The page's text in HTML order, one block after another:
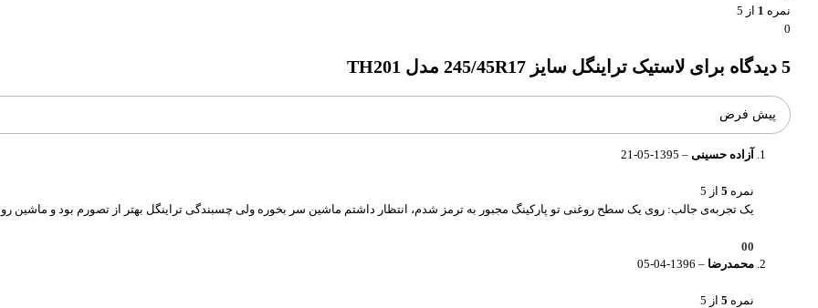
نمره 1 از 5
0
5 دیدگاه برای لاستیک تراینگل سایز 245/45R17 مدل TH201
آزاده حسینی –
1395-05-21
نمره 5 از 5
یک تجربه‌ی جالب: روی یک سطح روغنی تو پارکینگ مجبور به ترمز شدم، انتظار داشتم ماشین سر بخوره ولی چسبندگی تراینگل بهتر از تصورم بود و ماشین رو
0
0
محمدرضا –
1396-04-05
نمره 5 از 5